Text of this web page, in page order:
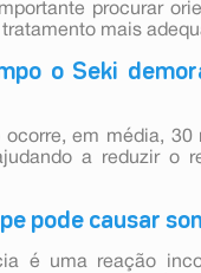
procurar
mais
o Seki
em média, 30
a reduzir o
pode causar
é uma reação